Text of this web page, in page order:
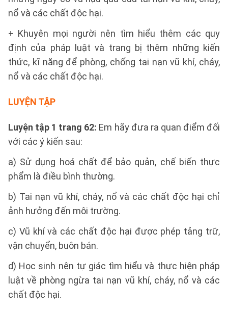
nổ và các chất độc hại.
+ Khuyên mọi người nên tìm hiểu thêm các quy
định của pháp luật và trang bị thêm những kiến
thức, kĩ năng để phòng, chống tai nạn vũ khí, cháy,
nổ và các chất độc hại.
LUYỆN TẬP
Luyện tập 1 trang 62: Em hãy đưa ra quan điểm đối
với các ý kiến sau:
a) Sử dụng hoá chất để bảo quản, chế biến thực
phẩm là điều bình thường.
b) Tai nạn vũ khí, cháy, nổ và các chất độc hại chỉ
ảnh hưởng đến môi trường.
c) Vũ khí và các chất độc hại được phép tảng trữ,
vận chuyển, buôn bán.
d) Học sinh nên tự giác tìm hiểu và thực hiện pháp
luật về phòng ngừa tai nạn vũ khí, cháy, nổ và các
chất độc hại.